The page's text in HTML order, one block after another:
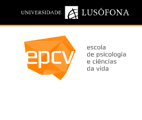
Saltar para o conteúdo principal